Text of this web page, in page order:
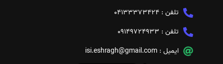
تلفن : 04133373424
تلفن : 09149724933
ایمیل : isi.eshragh@gmail.com